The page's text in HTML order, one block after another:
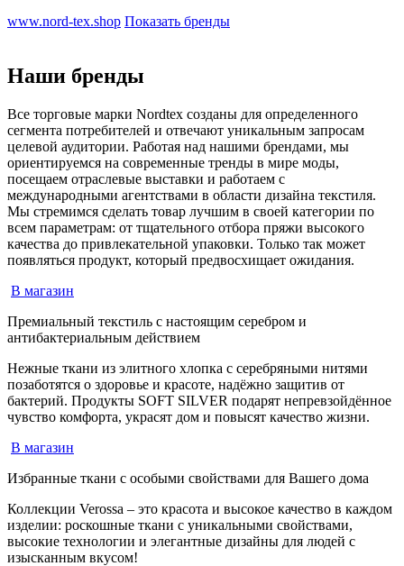
www.nord-tex.shop Показать бренды
Наши бренды
Все торговые марки Nordtex созданы для определенного
сегмента потребителей и отвечают уникальным запросам
целевой аудитории. Работая над нашими брендами, мы
ориентируемся на современные тренды в мире моды,
посещаем отраслевые выставки и работаем с
международными агентствами в области дизайна текстиля.
Мы стремимся сделать товар лучшим в своей категории по
всем параметрам: от тщательного отбора пряжи высокого
качества до привлекательной упаковки. Только так может
появляться продукт, который предвосхищает ожидания.
В магазин
Премиальный текстиль с настоящим серебром и
антибактериальным действием
Нежные ткани из элитного хлопка с серебряными нитями
позаботятся о здоровье и красоте, надёжно защитив от
бактерий. Продукты SOFT SILVER подарят непревзойдённое
чувство комфорта, украсят дом и повысят качество жизни.
В магазин
Избранные ткани с особыми свойствами для Вашего дома
Коллекции Verossa – это красота и высокое качество в каждом
изделии: роскошные ткани с уникальными свойствами,
высокие технологии и элегантные дизайны для людей с
изысканным вкусом!